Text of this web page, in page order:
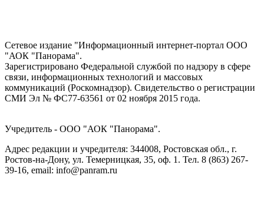
Сетевое издание "Информационный интернет-портал ООО
"АОК "Панорама".
Зарегистрировано Федеральной службой по надзору в сфере
связи, информационных технологий и массовых
коммуникаций (Роскомнадзор). Cвидетельство о регистрации
СМИ Эл № ФС77-63561 от 02 ноября 2015 года.
Учредитель - ООО "АОК "Панорама".
Адрес редакции и учредителя: 344008, Ростовская обл., г.
Ростов-на-Дону, ул. Темерницкая, 35, оф. 1. Тел. 8 (863) 267-
39-16, email: info@panram.ru